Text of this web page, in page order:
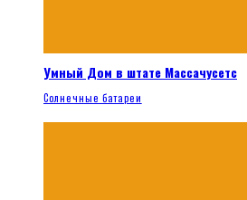
Умный Дом в штате Массачусетс
Солнечные батареи